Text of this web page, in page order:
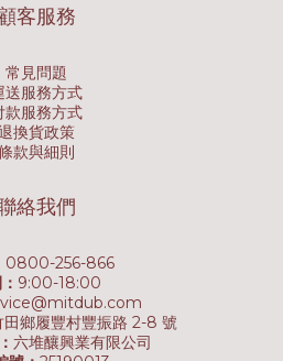
客服務
常見問題
送服務方式
款服務方式
換貨政策
款與細則
絡我們
0800-256-866
9:00-18:00
田鄉履豐村豐振路 2-8 號
六堆釀興業有限公司